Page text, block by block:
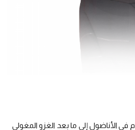
في الأناضول إلى ما بعد الغزو المغولي